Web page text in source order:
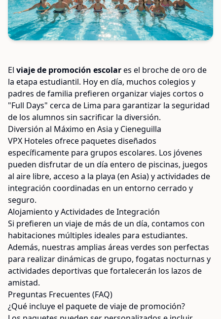
El viaje de promoción escolares el broche de oro de
la etapa estudiantil. Hoy en día, muchos colegios y
padres de familia prefieren organizar viajes cortos o
"Full Days" cerca de Lima para garantizar la seguridad
de los alumnos sin sacrificar la diversión.
Diversión al Máximo en Asia y Cieneguilla
VPX Hoteles ofrece paquetes diseñados
específicamente para grupos escolares. Los jóvenes
pueden disfrutar de un día entero de piscinas, juegos
al aire libre, acceso a la playa (en Asia) y actividades de
integración coordinadas en un entorno cerrado y
seguro.
Alojamiento y Actividades de Integración
Si prefieren un viaje de más de un día, contamos con
habitaciones múltiples ideales para estudiantes.
Además, nuestras amplias áreas verdes son perfectas
para realizar dinámicas de grupo, fogatas nocturnas y
actividades deportivas que fortalecerán los lazos de
amistad.
Preguntas Frecuentes (FAQ)
¿Qué incluye el paquete de viaje de promoción?